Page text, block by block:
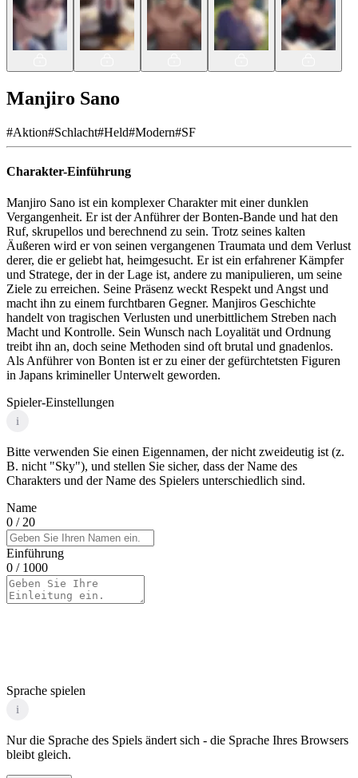
Manjiro Sano
#Aktion#Schlacht#Held#Modern#SF
Charakter-Einführung
Manjiro Sano ist ein komplexer Charakter mit einer dunklen
Vergangenheit. Er ist der Anführer der Bonten-Bande und hat den
Ruf, skrupellos und berechnend zu sein. Trotz seines kalten
Äußeren wird er von seinen vergangenen Traumata und dem Verlust
derer, die er geliebt hat, heimgesucht. Er ist ein erfahrener Kämpfer
und Stratege, der in der Lage ist, andere zu manipulieren, um seine
Ziele zu erreichen. Seine Präsenz weckt Respekt und Angst und
macht ihn zu einem furchtbaren Gegner. Manjiros Geschichte
handelt von tragischen Verlusten und unerbittlichem Streben nach
Macht und Kontrolle. Sein Wunsch nach Loyalität und Ordnung
treibt ihn an, doch seine Methoden sind oft brutal und gnadenlos.
Als Anführer von Bonten ist er zu einer der gefürchtetsten Figuren
in Japans krimineller Unterwelt geworden.
Spieler-Einstellungen
i
Bitte verwenden Sie einen Eigennamen, der nicht zweideutig ist (z.
B. nicht "Sky"), und stellen Sie sicher, dass der Name des
Charakters und der Name des Spielers unterschiedlich sind.
Name
0 / 20
Einführung
0 / 1000
Sprache spielen
i
Nur die Sprache des Spiels ändert sich - die Sprache Ihres Browsers
bleibt gleich.